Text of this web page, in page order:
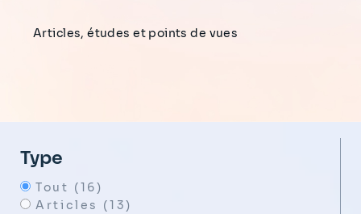
Articles, études et points de vues
Type
Tout (16)
Articles (13)